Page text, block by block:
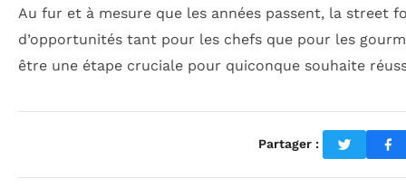
Au fur et à mesure que les années passent, la
d’opportunités tant pour les chefs que pour les
être une étape cruciale pour quiconque souhaite
Partager :